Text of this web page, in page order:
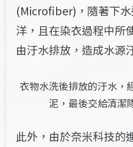
(Microfiber)，隨著下
洋，且在染衣過程中所
由汙水排放，造成水源
衣物水洗後排放的汙水，
泥，最後交給清潔
此外，由於奈米科技的